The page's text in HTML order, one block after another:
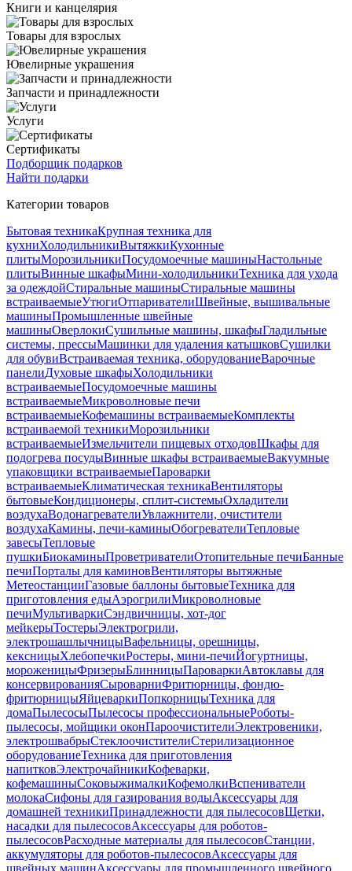
Книги и канцелярия
Товары для взрослых
Ювелирные украшения
Запчасти и принадлежности
Услуги
Сертификаты
Подборщик подарков
Найти подарки
Категории товаров
Бытовая техникаКрупная техника для
кухниХолодильникиВытяжкиКухонные
плитыМорозильникиПосудомоечные машиныНастольные
плитыВинные шкафыМини-холодильникиТехника для ухода
за одеждойСтиральные машиныСтиральные машины
встраиваемыеУтюгиОтпаривателиШвейные, вышивальные
машиныПромышленные швейные
машиныОверлокиСушильные машины, шкафыГладильные
системы, прессыМашинки для удаления катышковСушилки
для обувиВстраиваемая техника, оборудованиеВарочные
панелиДуховые шкафыХолодильники
встраиваемыеПосудомоечные машины
встраиваемыеМикроволновые печи
встраиваемыеКофемашины встраиваемыеКомплекты
встраиваемой техникиМорозильники
встраиваемыеИзмельчители пищевых отходовШкафы для
подогрева посудыВинные шкафы встраиваемыеВакуумные
упаковщики встраиваемыеПароварки
встраиваемыеКлиматическая техникаВентиляторы
бытовыеКондиционеры, сплит-системыОхладители
воздухаВодонагревателиУвлажнители, очистители
воздухаКамины, печи-каминыОбогревателиТепловые
завесыТепловые
пушкиБиокаминыПроветривателиОтопительные печиБанные
печиПорталы для каминовВентиляторы вытяжные
МетеостанцииГазовые баллоны бытовыеТехника для
приготовления едыАэрогрилиМикроволновые
печиМультиваркиСэндвичницы, хот-дог
мейкерыТостерыЭлектрогрили,
электрошашлычницыВафельницы, орешницы,
кексницыХлебопечкиРостеры, мини-печиЙогуртницы,
мороженицыФризерыБлинницыПароваркиАвтоклавы для
консервированияСыроварниФритюрницы, фондю-
фритюрницыЯйцеваркиПопкорницыТехника для
домаПылесосыПылесосы профессиональныеРоботы-
пылесосы, мойщики оконПароочистителиЭлектровеники,
электрошвабрыСтеклоочистителиСтерилизационное
оборудованиеТехника для приготовления
напитковЭлектрочайникиКофеварки,
кофемашиныСоковыжималкиКофемолкиВспениватели
молокаСифоны для газирования водыАксессуары для
домашней техникиПринадлежности для пылесосовЩетки,
насадки для пылесосовАксессуары для роботов-
пылесосовРасходные материалы для пылесосовСтанции,
аккумуляторы для роботов-пылесосовАксессуары для
швейных машинАксессуары для промышленного швейного